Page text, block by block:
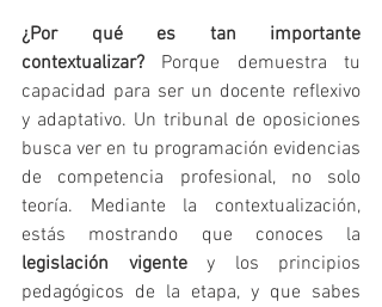
¿Por qué es tan importante
contextualizar? Porque demuestra tu
capacidad para ser un docente reflexivo
y adaptativo. Un tribunal de oposiciones
busca ver en tu programación evidencias
de competencia profesional, no solo
teoría. Mediante la contextualización,
legislación vigente y los principios
pedagógicos de la etapa, y que sabes